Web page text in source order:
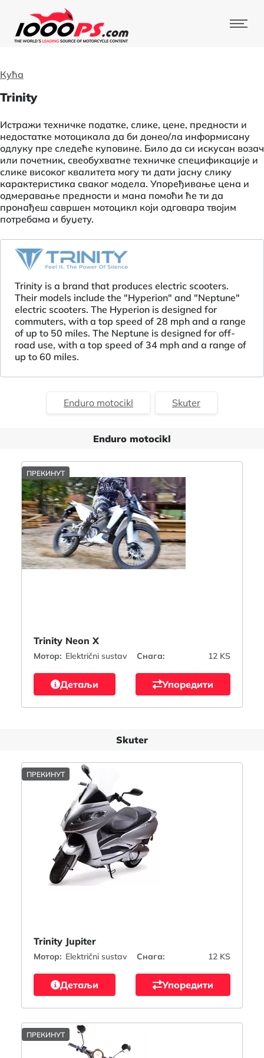
Кућа
Trinity
Истражи техничке податке, слике, цене, предности и
недостатке мотоцикала да би донео/ла информисану
одлуку пре следеће куповине. Било да си искусан возач
или почетник, свеобухватне техничке спецификације и
слике високог квалитета могу ти дати јасну слику
карактеристика сваког модела. Упоређивање цена и
одмеравање предности и мана помоћи ће ти да
пронађеш савршен мотоцикл који одговара твојим
потребама и буџету.
Trinity is a brand that produces electric scooters.
Their models include the "Hyperion" and "Neptune"
electric scooters. The Hyperion is designed for
commuters, with a top speed of 28 mph and a range
of up to 50 miles. The Neptune is designed for off-
road use, with a top speed of 34 mph and a range of
up to 60 miles.
Enduro motocikl Skuter
Enduro motocikl
ПРЕКИНУТ
Trinity Neon X
Мотор: Električni sustav Снага: 12 KS
Детаљи Упоредити
Skuter
ПРЕКИНУТ
Trinity Jupiter
Мотор: Električni sustav Снага: 12 KS
Детаљи Упоредити
ПРЕКИНУТ